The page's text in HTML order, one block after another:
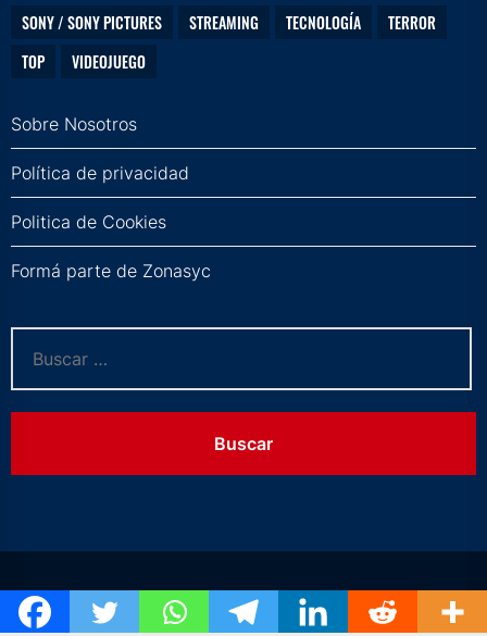
SONY / SONY PICTURES
STREAMING TECNOLOGÍA
TERROR
TOP
VIDEOJUEGO
Sobre Nosotros
Política de privacidad
Politica de Cookies
Formá parte de Zonasyc